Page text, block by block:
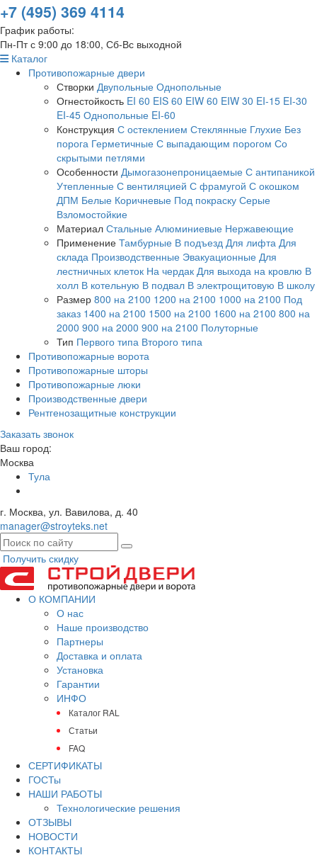
+7 (495) 369 4114
График работы:
Пн-Пт с 9:00 до 18:00, Сб-Вс выходной
Каталог
Противопожарные двери
Створки Двупольные Однопольные
Огнестойкость EI 60 EIS 60 EIW 60 EIW 30 EI-15 EI-30
EI-45 Однопольные EI-60
Конструкция С остеклением Стеклянные Глухие Без
порога Герметичные С выпадающим порогом Со
скрытыми петлями
Особенности Дымогазонепроницаемые С антипаникой
Утепленные С вентиляцией С фрамугой С окошком
ДПМ Белые Коричневые Под покраску Серые
Взломостойкие
Материал Стальные Алюминиевые Нержавеющие
Применение Тамбурные В подъезд Для лифта Для
склада Производственные Эвакуационные Для
лестничных клеток На чердак Для выхода на кровлю В
холл В котельную В подвал В электрощитовую В школу
Размер 800 на 2100 1200 на 2100 1000 на 2100 Под
заказ 1400 на 2100 1500 на 2100 1600 на 2100 800 на
2000 900 на 2000 900 на 2100 Полуторные
Тип Первого типа Второго типа
Противопожарные ворота
Противопожарные шторы
Противопожарные люки
Производственные двери
Рентгенозащитные конструкции
Заказать звонок
Ваш город:
Москва
Тула
г. Москва, ул. Вавилова, д. 40
manager@stroyteks.net
Получить скидку
О КОМПАНИИ
О нас
Наше производство
Партнеры
Доставка и оплата
Установка
Гарантии
ИНФО
Каталог RAL
Статьи
FAQ
СЕРТИФИКАТЫ
ГОСТы
НАШИ РАБОТЫ
Технологические решения
ОТЗЫВЫ
НОВОСТИ
КОНТАКТЫ